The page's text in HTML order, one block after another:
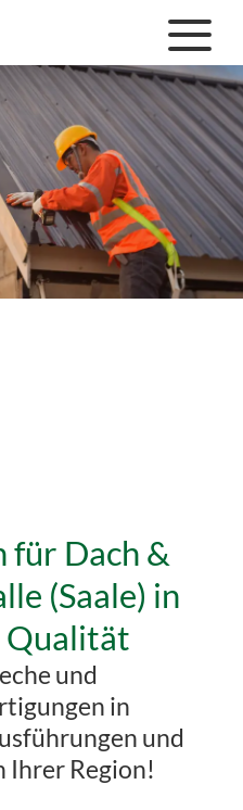
für Dach &
(Saale) in
Qualität
und
in
und
Ihrer Region!